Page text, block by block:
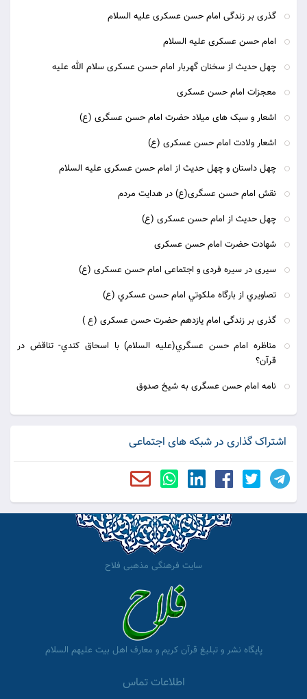
گذری بر زندگی امام حسن عسکری علیه السلام
امام حسن عسکری علیه السلام
چهل حدیث از سخنان گهربار امام حسن عسکری سلام الله علیه
معجزات امام حسن عسکری
اشعار و سبک های میلاد حضرت امام حسن عسگری (ع)
اشعار ولادت امام حسن عسکری (ع)
چهل داستان و چهل حديث از امام حسن عسكرى عليه السلام
نقش امام حسن عسگری(ع) در هدایت مردم
چهل حدیث از امام حسن عسکری (ع)
شهادت حضرت امام حسن عسكرى‏
سیری در سیره فردی و اجتماعی امام حسن عسکری (ع)
تصاويري از بارگاه ملكوتي امام حسن عسكري (ع)
گذرى بر زندگى امام يازدهم حضرت حسن عسكرى (ع )
مناظره امام حسن عسگري(علیه السلام) با اسحاق كندي- تناقض در
قرآن؟
نامه امام حسن عسگری به شيخ صدوق
اشتراک گذاری در شبکه های اجتماعی
سایت فرهنگی مذهبی فلاح
پایگاه نشر و تبلیغ قرآن کریم و معارف اهل بیت علیهم السلام
اطلاعات تماس